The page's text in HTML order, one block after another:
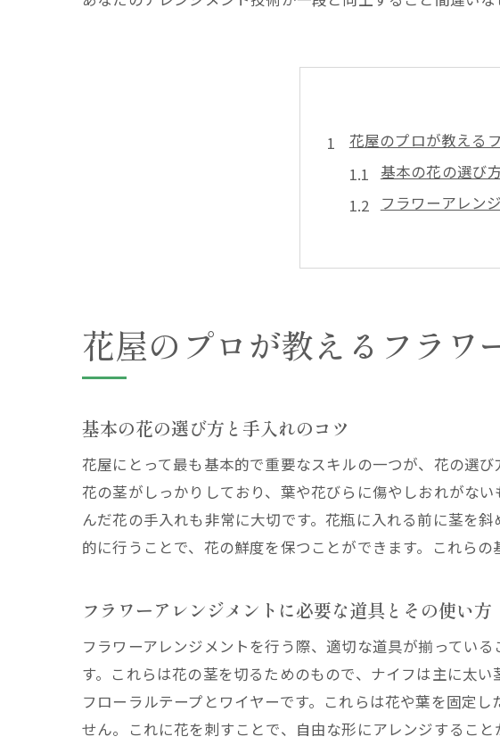
花屋のプロが教える
基本の花の選び
フラワーアレン
花のカット方法
バランスの取れ
花屋のプロが教
花屋が使う色選びの
特別なイベント
色の組み合わせ
心理学と色彩の
花屋が薦めるテ
黄金比とは？フ
花屋が実践する
バランスとプロ
黄金比を活用し
簡単に黄金比を
花屋のプロが教えるフラワ
基本の花の選び方と手入れのコツ
花屋にとって最も基本的で重要なスキルの一つが、花の選
花の茎がしっかりしており、葉や花びらに傷やしおれがな
んだ花の手入れも非常に大切です。花瓶に入れる前に茎を
的に行うことで、花の鮮度を保つことができます。これら
フラワーアレンジメントに必要な道具とその使い方
フラワーアレンジメントを行う際、適切な道具が揃ってい
す。これらは花の茎を切るためのもので、ナイフは主に太
フローラルテープとワイヤーです。これらは花や葉を固定
せん。これに花を刺すことで、自由な形にアレンジするこ